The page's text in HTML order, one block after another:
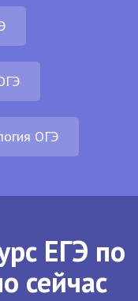
ОГЭ
ЕГЭ по
сейчас